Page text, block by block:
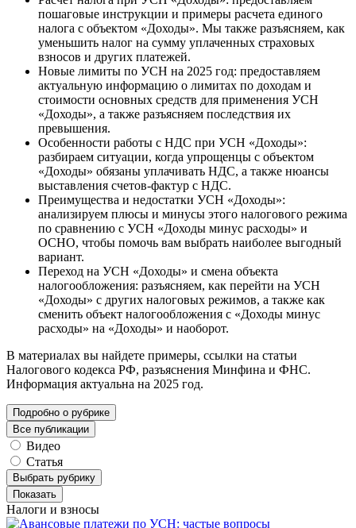
пошаговые инструкции и примеры расчета единого
налога с объектом «Доходы». Мы также разъясняем, как
уменьшить налог на сумму уплаченных страховых
взносов и других платежей.
Новые лимиты по УСН на 2025 год: предоставляем
актуальную информацию о лимитах по доходам и
стоимости основных средств для применения УСН
«Доходы», а также разъясняем последствия их
превышения.
Особенности работы с НДС при УСН «Доходы»:
разбираем ситуации, когда упрощенцы с объектом
«Доходы» обязаны уплачивать НДС, а также нюансы
выставления счетов-фактур с НДС.
Преимущества и недостатки УСН «Доходы»:
анализируем плюсы и минусы этого налогового режима
по сравнению с УСН «Доходы минус расходы» и
ОСНО, чтобы помочь вам выбрать наиболее выгодный
вариант.
Переход на УСН «Доходы» и смена объекта
налогообложения: разъясняем, как перейти на УСН
«Доходы» с других налоговых режимов, а также как
сменить объект налогообложения с «Доходы минус
расходы» на «Доходы» и наоборот.
В материалах вы найдете примеры, ссылки на статьи
Налогового кодекса РФ, разъяснения Минфина и ФНС.
Информация актуальна на 2025 год.
Подробно о рубрике
Все публикации
Видео
Статья
Выбрать рубрику
Показать
Налоги и взносы